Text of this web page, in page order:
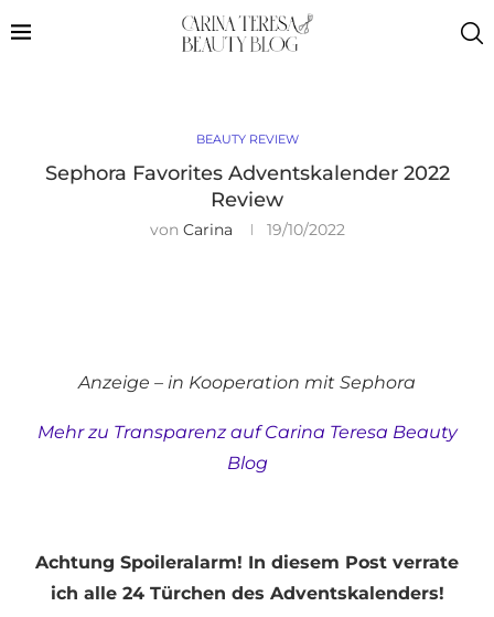
BEAUTY REVIEW
Sephora Favorites Adventskalender 2022
Review
von Carina 19/10/2022
Anzeige – in Kooperation mit Sephora
Mehr zu Transparenz auf Carina Teresa Beauty
Blog
Achtung Spoileralarm! In diesem Post verrate
ich alle 24 Türchen des Adventskalenders!